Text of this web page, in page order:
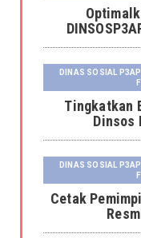
DINAS SOSIAL
Tingkatkan
Dinsos
DINAS SOSIAL
Cetak